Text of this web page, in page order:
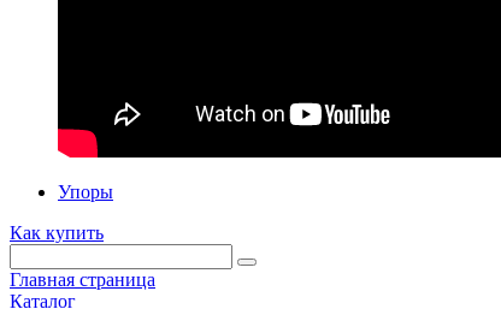
Упоры
Как купить
Главная страница
Каталог